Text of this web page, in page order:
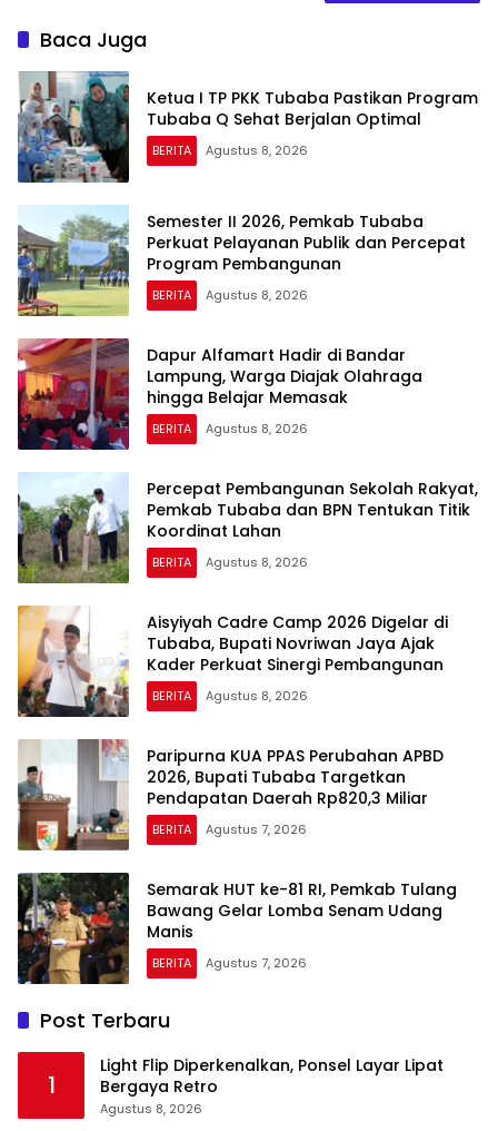
Baca Juga
Ketua I TP PKK Tubaba Pastikan Program
Tubaba Q Sehat Berjalan Optimal
BERITA Agustus 8, 2026
Semester II 2026, Pemkab Tubaba
Perkuat Pelayanan Publik dan Percepat
Program Pembangunan
BERITA Agustus 8, 2026
Dapur Alfamart Hadir di Bandar
Lampung, Warga Diajak Olahraga
hingga Belajar Memasak
BERITA Agustus 8, 2026
Percepat Pembangunan Sekolah Rakyat,
Pemkab Tubaba dan BPN Tentukan Titik
Koordinat Lahan
BERITA Agustus 8, 2026
Aisyiyah Cadre Camp 2026 Digelar di
Tubaba, Bupati Novriwan Jaya Ajak
Kader Perkuat Sinergi Pembangunan
BERITA Agustus 8, 2026
Paripurna KUA PPAS Perubahan APBD
2026, Bupati Tubaba Targetkan
Pendapatan Daerah Rp820,3 Miliar
BERITA Agustus 7, 2026
Semarak HUT ke-81 RI, Pemkab Tulang
Bawang Gelar Lomba Senam Udang
Manis
BERITA Agustus 7, 2026
Post Terbaru
1
Light Flip Diperkenalkan, Ponsel Layar Lipat
Bergaya Retro
Agustus 8, 2026